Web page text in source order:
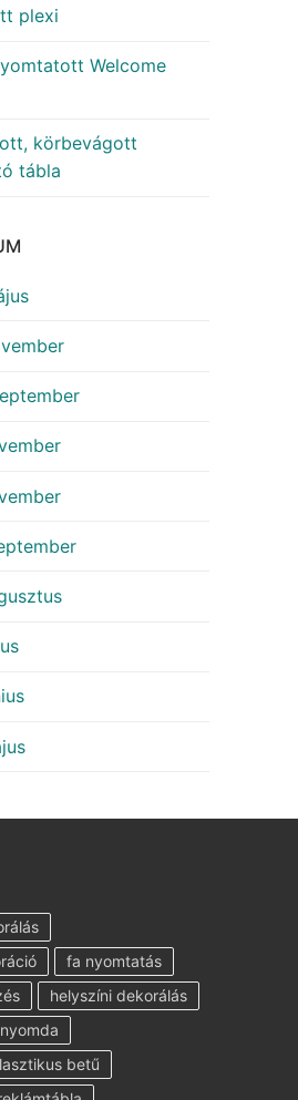
plexi
Welcome
körbevágott
tábla
fa nyomtatás
helyszíni dekorálás
nyomda
betű